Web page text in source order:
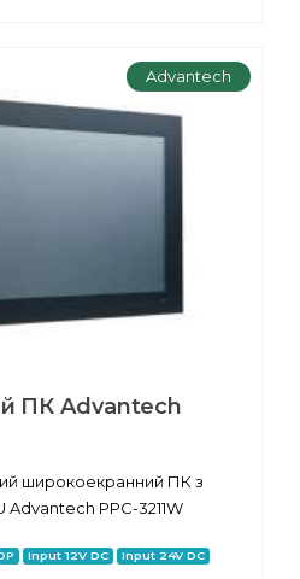
Advantech
ПК Advantech
широкоекранний ПК з
PPC-3211W
Input 12V DC Input 24V DC